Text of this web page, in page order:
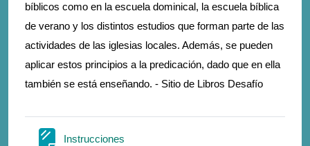
bíblicos como en la escuela dominical, la escuela bíblica
de verano y los distintos estudios que forman parte de las
actividades de las iglesias locales. Además, se pueden
aplicar estos principios a la predicación, dado que en ella
también se está enseñando. - Sitio de Libros Desafío
Instrucciones